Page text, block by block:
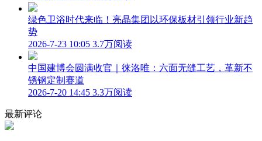
绿色卫浴时代来临！亮晶集团以环保板材引领行业新趋
势
2026-7-23 10:05 3.7万阅读
中国建博会圆满收官｜徕洛唯：六面无缝工艺，革新不
锈钢定制赛道
2026-7-20 14:45 3.3万阅读
最新评论